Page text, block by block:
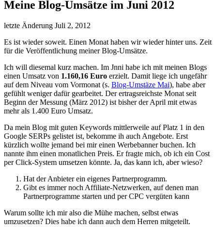
Meine Blog-Umsätze im Juni 2012
letzte Änderung Juli 2, 2012
Es ist wieder soweit. Einen Monat haben wir wieder hinter uns. Zeit
für die Veröffentlichung meiner Blog-Umsätze.
Ich will diesemal kurz machen. Im Jnni habe ich mit meinen Blogs
einen Umsatz von 1.160,16 Euro erzielt. Damit liege ich ungefähr
auf dem Niveau vom Vormonat (s. Blog-Umstäze Mai), habe aber
gefühlt weniger dafür gearbeitet. Der ertragsreichste Monat seit
Beginn der Messung (März 2012) ist bisher der April mit etwas
mehr als 1.400 Euro Umsatz.
Da mein Blog mit guten Keywords mittlerweile auf Platz 1 in den
Google SERPs gelistet ist, bekomme ih auch Angebote. Erst
kürzlich wollte jemand bei mir einen Werbebanner buchen. Ich
nannte ihm einen monatlichen Preis. Er fragte mich, ob ich ein Cost
per Click-System umsetzen könnte. Ja, das kann ich, aber wieso?
Hat der Anbieter ein eigenes Partnerprogramm.
Gibt es immer noch Affiliate-Netzwerken, auf denen man
Partnerprogramme starten und per CPC vergüten kann
Warum sollte ich mir also die Mühe machen, selbst etwas
umzusetzen? Dies habe ich dann auch dem Herren mitgeteilt.